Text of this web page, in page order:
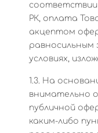
соответствии
РК, оплата
акцептом
равносильным
условиях,
1.3. На
внимательно
публичной
каким-либо